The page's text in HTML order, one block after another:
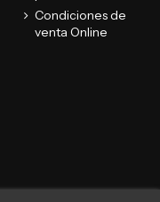
Condiciones de
venta Online